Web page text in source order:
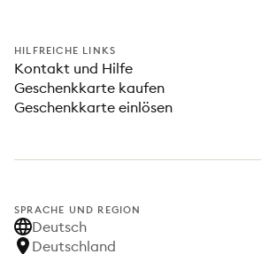
HILFREICHE LINKS
Kontakt und Hilfe
Geschenkkarte kaufen
Geschenkkarte einlösen
SPRACHE UND REGION
Deutsch
Deutschland